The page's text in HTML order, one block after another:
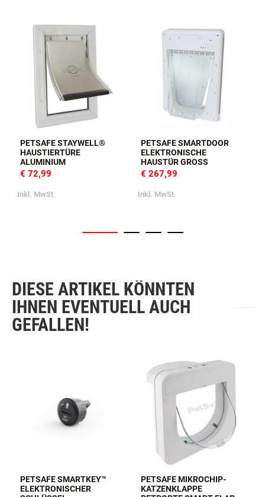
PETSAFE STAYWELL®
HAUSTIERTÜRE
ALUMINIUM
€ 72,99
Inkl. MwSt.
PETSAFE SMARTDOOR
ELEKTRONISCHE
HAUSTÜR GROSS
€ 267,99
Inkl. MwSt.
DIESE ARTIKEL KÖNNTEN
IHNEN EVENTUELL AUCH
GEFALLEN!
PETSAFE SMARTKEY™
ELEKTRONISCHER
PETSAFE MIKROCHIP-
KATZENKLAPPE